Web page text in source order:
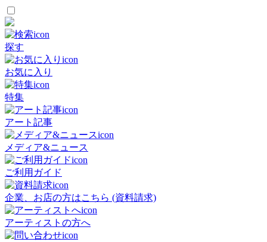
探す
お気に入り
特集
アート記事
メディア&ニュース
ご利用ガイド
企業、お店の方はこちら (資料請求)
アーティストの方へ